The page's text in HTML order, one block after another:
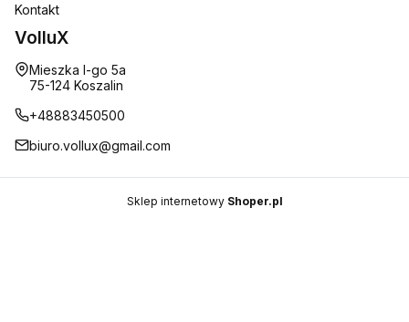
Kontakt
VolluX
Adres:
Mieszka I-go 5a
75-124 Koszalin
+48883450500
biuro.vollux@gmail.com
Sklep internetowy Shoper.pl